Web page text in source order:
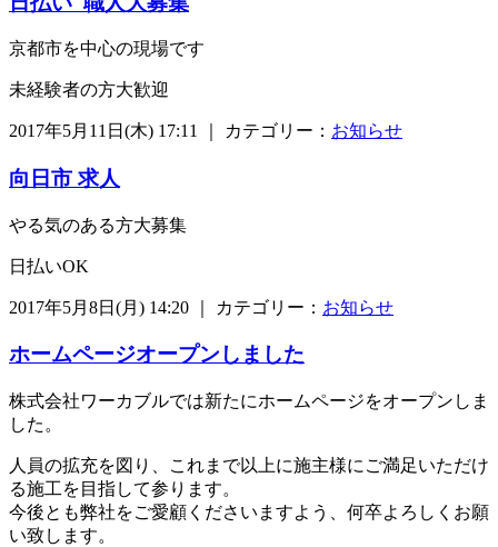
京都市を中心の現場です
未経験者の方大歓迎
2017年5月11日(木) 17:11 ｜ カテゴリー： お知らせ
向日市 求人
やる気のある方大募集
日払いOK
2017年5月8日(月) 14:20 ｜ カテゴリー： お知らせ
ホームページオープンしました
株式会社ワーカブルでは新たにホームページをオープンしま
した。
人員の拡充を図り、これまで以上に施主様にご満足いただけ
る施工を目指して参ります。
今後とも弊社をご愛顧くださいますよう、何卒よろしくお願
い致します。